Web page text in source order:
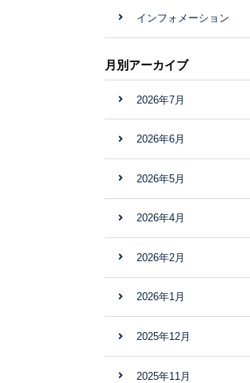
インフォメーション
月別アーカイブ
2026年7月
2026年6月
2026年5月
2026年4月
2026年2月
2026年1月
2025年12月
2025年11月